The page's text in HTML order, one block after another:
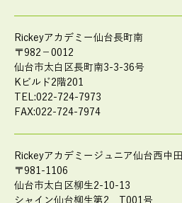
Rickeyアカデミー仙台長町南
〒982－0012
仙台市太白区長町南3-3-36号
Kビルド2階201
TEL:022-724-7973
FAX:022-724-7974
Rickeyアカデミージュニア仙台西中田
〒981-1106
仙台市太白区柳生2-10-13
シャイン仙台柳生第2 T001号